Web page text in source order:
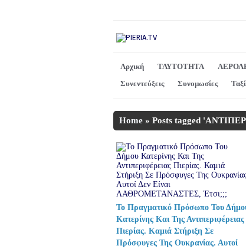
Αρχική ΤΑΥΤΟΤΗΤΑ
Συνεντεύξεις
Συνομωσίες
Home » Posts tagged
Το Πραγματικό Πρόσωπο Του
Κατερίνης Και Της Αντιπεριφέρειας
Πιερίας. Καμιά Στήριξη Σε
Πρόσφυγες Της Ουκρανίας. Αυτοί